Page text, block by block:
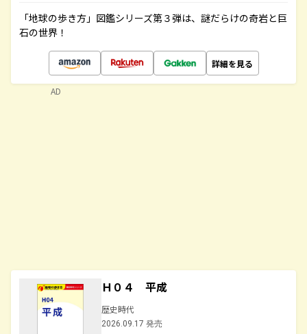
「地球の歩き方」図鑑シリーズ第３弾は、謎だらけの奇岩と巨
石の世界！
詳細を見る
Ｈ０４ 平成
歴史時代
2026.09.17 発売
AD